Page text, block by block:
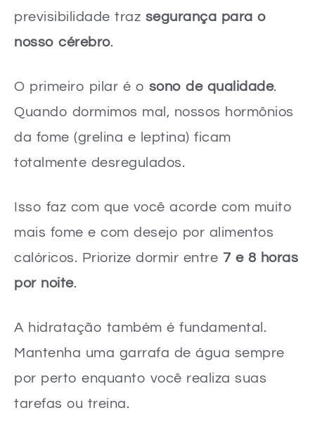
previsibilidade traz segurança para o
nosso cérebro.
O primeiro pilar é o sono de qualidade.
Quando dormimos mal, nossos hormônios
da fome (grelina e leptina) ficam
totalmente desregulados.
Isso faz com que você acorde com muito
mais fome e com desejo por alimentos
calóricos. Priorize dormir entre 7 e 8 horas
por noite.
A hidratação também é fundamental.
Mantenha uma garrafa de água sempre
por perto enquanto você realiza suas
tarefas ou treina.